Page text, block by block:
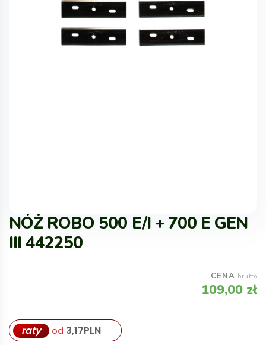
NÓŻ ROBO 500 E/I + 700 E GEN
III 442250
CENA brutto
109,00 zł
raty od 3,17PLN